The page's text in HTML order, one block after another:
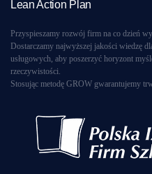
Lean Action Plan
Przyspieszamy rozwój firm na co dzień
Dostarczamy najwyższej jakości wiedzę
usługowych, aby poszerzyć horyzont
rzeczywistości.
Stosując metodę GROW gwarantujemy